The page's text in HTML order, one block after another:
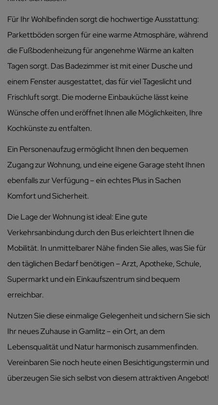
Für Ihr Wohlbefinden sorgt die hochwertige Ausstattung:
Parkettböden sorgen für eine warme Atmosphäre, während
die Fußbodenheizung für angenehme Wärme an kalten
Tagen sorgt. Das Badezimmer ist mit einer Dusche und
einem Fenster ausgestattet, das für viel Tageslicht und
Frischluft sorgt. Die moderne Einbauküche lässt keine
Wünsche offen und eröffnet Ihnen alle Möglichkeiten, Ihre
Kochkünste zu entfalten.
Ein Personenaufzug ermöglicht Ihnen den bequemen
Zugang zur Wohnung, und eine eigene Garage steht Ihnen
ebenfalls zur Verfügung – ein echtes Plus in Sachen
Komfort und Sicherheit.
Die Lage der Wohnung ist ideal: Eine gute
Verkehrsanbindung durch den Bus erleichtert Ihnen die
Mobilität. In unmittelbarer Nähe finden Sie alles, was Sie für
den täglichen Bedarf benötigen – Arzt, Apotheke, Schule,
Supermarkt und ein Einkaufszentrum sind bequem
erreichbar.
Nutzen Sie diese einmalige Gelegenheit und sichern Sie sich
Ihr neues Zuhause in Gamlitz – ein Ort, an dem
Lebensqualität und Natur harmonisch zusammenfinden.
Vereinbaren Sie noch heute einen Besichtigungstermin und
überzeugen Sie sich selbst von diesem attraktiven Angebot!